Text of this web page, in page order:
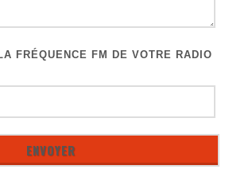
FRÉQUENCE FM DE VOTRE RADIO